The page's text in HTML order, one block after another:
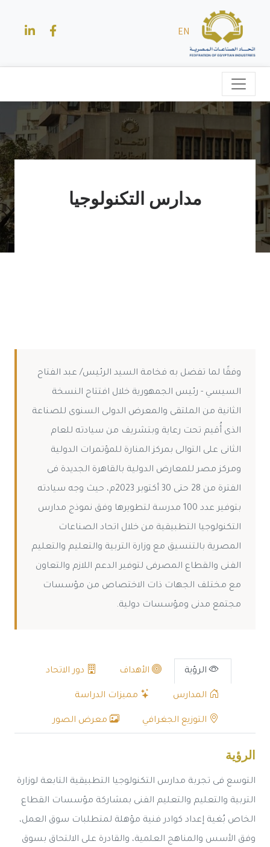
EN
مدارس التكنولوجيا
وفقًا لما تفضل به فخامة السيد الرئيس/ عبد الفتاح
السيسي - رئيس الجمهورية خلال افتتاح النسخة
الثانية من الملتقى والمعرض الدولى السنوى للصناعة
الذى أُقيم تحت رعاية وبتشريف من سيادته للعام
الثانى على التوالى بمركز المنارة للمؤتمرات الدولية
ومركز مصر للمعارض الدولية بالقاهرة الجديدة فى
الفترة من 28 حتى 30 أكتوبر 2023م، حيث وجه سيادته
بتوفير عدد 100 مدرسة لتطويرها وفق نموذج مدارس
التكنولوجيا التطبيقية من خلال اتحاد الصناعات
المصرية بالتنسيق مع وزارة التربية والتعليم والتعليم
الفنى والقطاع المصرفى لتوفير الدعم اللازم والتعاون
مع مختلف الجهات ذات الاختصاص من مؤسسات
مجتمع مدنى ومؤسسات دولية.
الرؤية الأهداف دور الاتحاد
المدارس مميزات الدراسة
التوزيع الجغرافي معرض الصور
الرؤية
التوسع فى تجربة مدارس التكنولوجيا التطبيقية التابعة لوزارة
التربية والتعليم والتعليم الفنى بمشاركة مؤسسات القطاع
الخاص بُغية إعداد كوادر فنية مؤهلة لمتطلبات سوق العمل،
وفق الأسس والمناهج العلمية، والقادرة على الالتحاق بسوق